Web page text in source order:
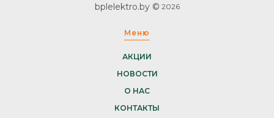
bplelektro.by © 2026
Меню
АКЦИИ
НОВОСТИ
О НАС
КОНТАКТЫ